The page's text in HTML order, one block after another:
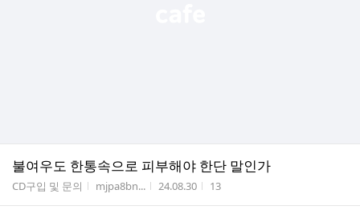
불여우도 한통속으로 피부해야 한단 말인가
게시판명
CD구입 및 문의 작성자
mjpa8bn... 작성시간
24.08.30 조회수
13